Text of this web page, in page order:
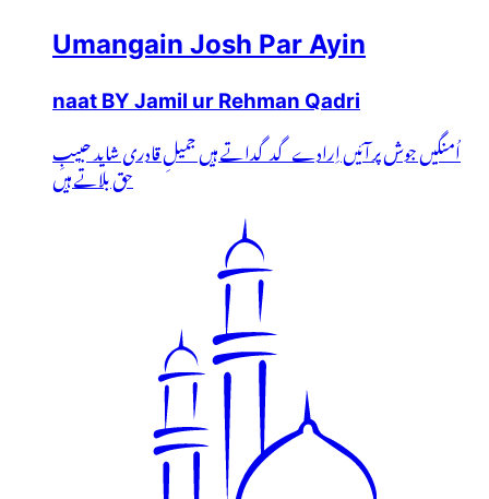
Umangain Josh Par Ayin
naat BY Jamil ur Rehman Qadri
اُمنگیں جوش پر آئیں اِرادے گدگداتے ہیں جمیلِ قادری شاید حبیبِ
حق بلاتے ہیں